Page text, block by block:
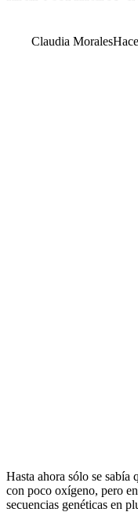
Claudia Morales
Hasta ahora sólo se sabía
con poco oxígeno, pero
secuencias genéticas en